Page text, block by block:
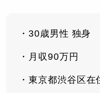
・30歳男性 独身
・月収90万円
・東京都渋谷区在